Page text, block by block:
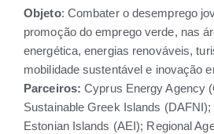
Objeto: Combater o desemprego
promoção do emprego verde, nas
energética, energias renováveis,
mobilidade sustentável e inovação
Parceiros: Cyprus Energy Agency
Sustainable Greek Islands
Estonian Islands (AEI); Regional